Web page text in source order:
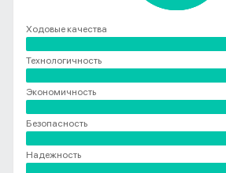
Ходовые качества
Технологичность
Экономичность
Безопасность
Надежность